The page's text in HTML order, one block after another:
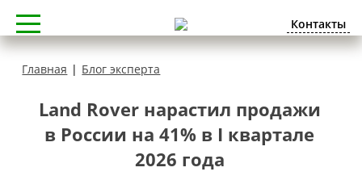
Контакты
Главная | Блог эксперта
Land Rover нарастил продажи
в России на 41% в I квартале
2026 года